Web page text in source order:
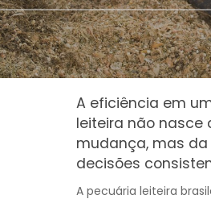
A eficiência em
leiteira não nasce
mudança, mas
decisões
A pecuária leiteira